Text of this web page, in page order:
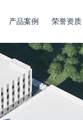
产品案例 荣誉资质